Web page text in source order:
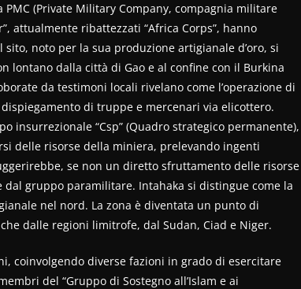
(Private Military Company, compagnia militare
attualmente ribattezzati “Africa Corps”, hanno
noto per la sua produzione artigianale d’oro, si
lontano dalla città di Gao e al confine con il Burkina
da testimoni locali rivelano come l’operazione di
di truppe e mercenari via elicottero.
insurrezionale “Csp” (Quadro strategico permanente),
delle risorse della miniera, prelevando ingenti
se non un diretto sfruttamento delle risorse
gruppo paramilitare. Intahaka si distingue come la
nel nord. La zona è diventata un punto di
dalle regioni limitrofe, dal Sudan, Ciad e Niger.
coinvolgendo diverse fazioni in grado di esercitare
del “Gruppo di Sostegno all’Islam e ai